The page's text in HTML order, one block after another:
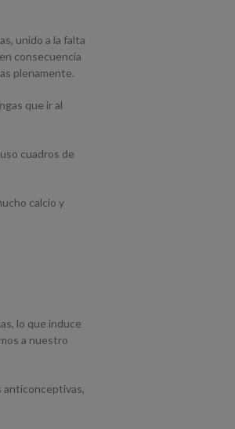
unido a la falta
consecuencia
plenamente.
que ir al
cuadros de
calcio y
lo que induce
a nuestro
anticonceptivas,